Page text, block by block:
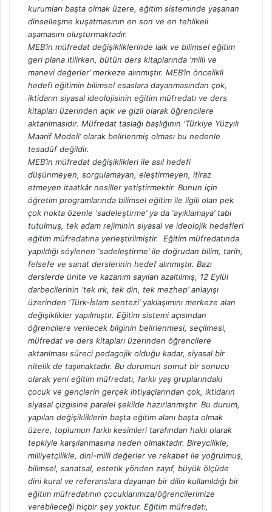
kurumları başta olmak üzere, eğitim sisteminde yaşanan
dinselleşme kuşatmasının en son ve en tehlikeli
aşamasını oluşturmaktadır.
MEB’in müfredat değişikliklerinde laik ve bilimsel eğitim
geri plana itilirken, bütün ders kitaplarında ‘milli ve
manevi değerler’ merkeze alınmıştır. MEB’in öncelikli
hedefi eğitimin bilimsel esaslara dayanmasından çok,
iktidarın siyasal ideolojisinin eğitim müfredatı ve ders
kitapları üzerinden açık ve gizli olarak öğrencilere
aktarılmasıdır. Müfredat taslağı başlığının ‘Türkiye Yüzyılı
Maarif Modeli’ olarak belirlenmiş olması bu nedenle
tesadüf değildir.
MEB’in müfredat değişiklikleri ile asıl hedefi
düşünmeyen, sorgulamayan, eleştirmeyen, itiraz
etmeyen itaatkâr nesiller yetiştirmektir. Bunun için
öğretim programlarında bilimsel eğitim ile ilgili olan pek
çok nokta özenle ‘sadeleştirme’ ya da ‘ayıklamaya’ tabi
tutulmuş, tek adam rejiminin siyasal ve ideolojik hedefleri
eğitim müfredatına yerleştirilmiştir. Eğitim müfredatında
yapıldığı söylenen ‘sadeleştirme’ ile doğrudan bilim, tarih,
felsefe ve sanat derslerinin hedef alınmıştır. Bazı
derslerde ünite ve kazanım sayıları azaltılmış, 12 Eylül
darbecilerinin ‘tek ırk, tek din, tek mezhep’ anlayışı
üzerinden ‘Türk-İslam sentezi’ yaklaşımını merkeze alan
değişiklikler yapılmıştır. Eğitim sistemi açısından
öğrencilere verilecek bilginin belirlenmesi, seçilmesi,
müfredat ve ders kitapları üzerinden öğrencilere
aktarılması süreci pedagojik olduğu kadar, siyasal bir
nitelik de taşımaktadır. Bu durumun somut bir sonucu
olarak yeni eğitim müfredatı, farklı yaş gruplarındaki
çocuk ve gençlerin gerçek ihtiyaçlarından çok, iktidarın
siyasal çizgisine paralel şekilde hazırlanmıştır. Bu durum,
yapılan değişikliklerin başta eğitim alanı başta olmak
üzere, toplumun farklı kesimleri tarafından haklı olarak
tepkiyle karşılanmasına neden olmaktadır. Bireycilikle,
milliyetçilikle, dini-milli değerler ve rekabet ile yoğrulmuş,
bilimsel, sanatsal, estetik yönden zayıf, büyük ölçüde
dini kural ve referanslara dayanan bir dilin kullanıldığı bir
eğitim müfredatının çocuklarımıza/öğrencilerimize
verebileceği hiçbir şey yoktur. Eğitim müfredatı,